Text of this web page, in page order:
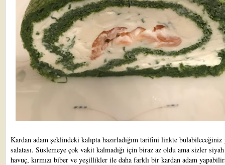
Kardan adam şeklindeki kalıpta hazırladığım tarifini linkte bulabileceğiniz
salatası. Süslemeye çok vakit kalmadığı için biraz az oldu ama sizler
havuç, kırmızı biber ve yeşillikler ile daha farklı bir kardan adam